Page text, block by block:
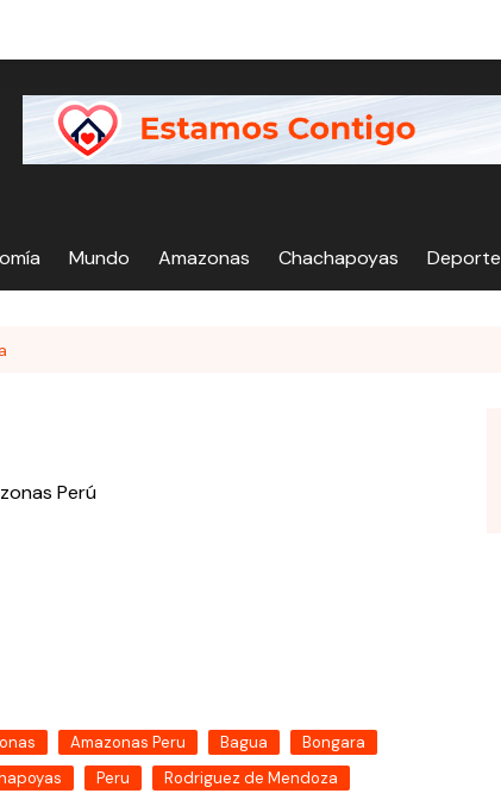
Mundo Amazonas Chachapoyas Deporte
Perú
Amazonas Peru Bagua
Bongara
Peru Rodriguez de Mendoza